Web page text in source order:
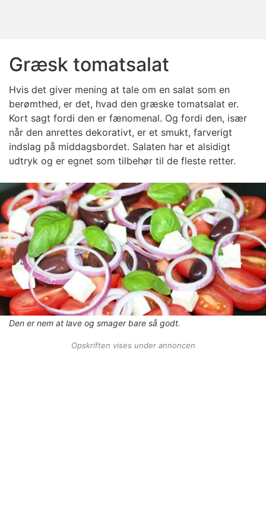
Græsk tomatsalat
Hvis det giver mening at tale om en salat som en
berømthed, er det, hvad den græske tomatsalat er.
Kort sagt fordi den er fænomenal. Og fordi den, især
når den anrettes dekorativt, er et smukt, farverigt
indslag på middagsbordet. Salaten har et alsidigt
udtryk og er egnet som tilbehør til de fleste retter.
Den er nem at lave og smager bare så godt.
Opskriften vises under annoncen